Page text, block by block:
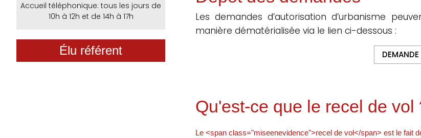
Accueil téléphonique: tous les jours de
10h à 12h et de 14h à 17h
Élu référent
Les demandes d’autorisation d’urbanisme
manière dématérialisée via le lien ci-dessous :
Qu'est-ce que le recel de vol
Le <span class="miseenevidence">recel de vol</span> est le fait